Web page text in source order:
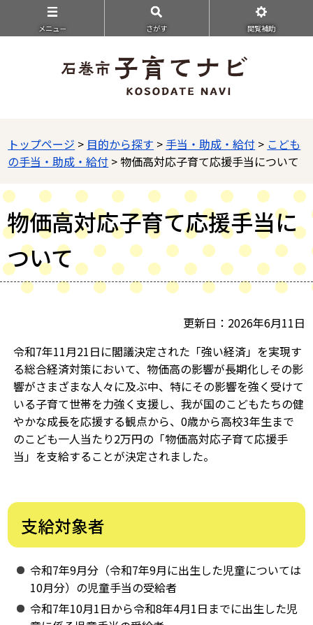
メニュ－ さがす 閲覧補助
トップページ > 目的から探す > 手当・助成・給付 > こども
の手当・助成・給付 > 物価高対応子育て応援手当について
物価高対応子育て応援手当に
ついて
更新日：2026年6月11日
令和7年11月21日に閣議決定された「強い経済」を実現す
る総合経済対策において、物価高の影響が長期化しその影
響がさまざまな人々に及ぶ中、特にその影響を強く受けて
いる子育て世帯を力強く支援し、我が国のこどもたちの健
やかな成長を応援する観点から、0歳から高校3年生まで
のこども一人当たり2万円の「物価高対応子育て応援手
当」を支給することが決定されました。
支給対象者
令和7年9月分（令和7年9月に出生した児童については
10月分）の児童手当の受給者
令和7年10月1日から令和8年4月1日までに出生した児